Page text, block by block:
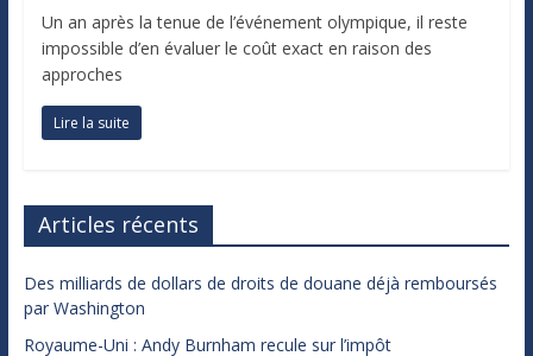
Un an après la tenue de l’événement olympique, il reste
impossible d’en évaluer le coût exact en raison des
approches
Lire la suite
Articles récents
Des milliards de dollars de droits de douane déjà remboursés
par Washington
Royaume-Uni : Andy Burnham recule sur l’impôt